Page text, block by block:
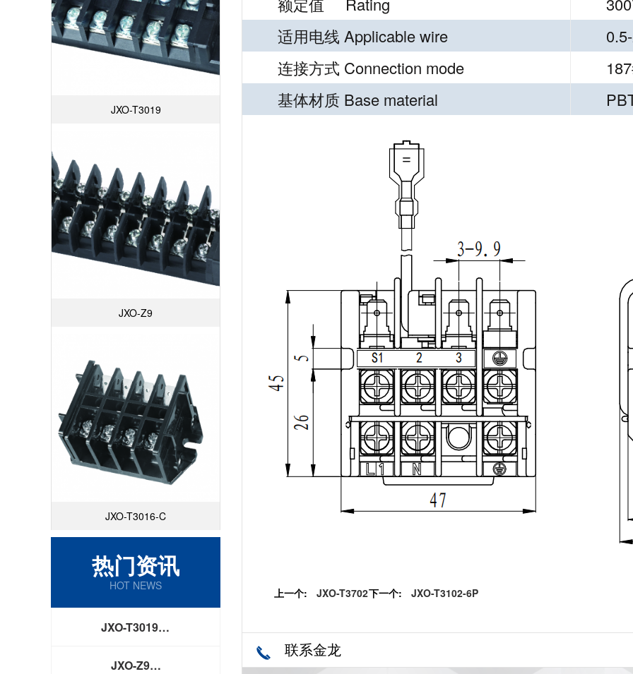
JXO-T3019
JXO-Z9
JXO-T3016-C
热门资讯
HOT NEWS
JXO-T3019…
JXO-Z9…
适用电线 Applicable wire
连接方式 Connection mode
基体材质 Base material
上一个: JXO-T3702下一个: JXO-T3102-6P
联系金龙